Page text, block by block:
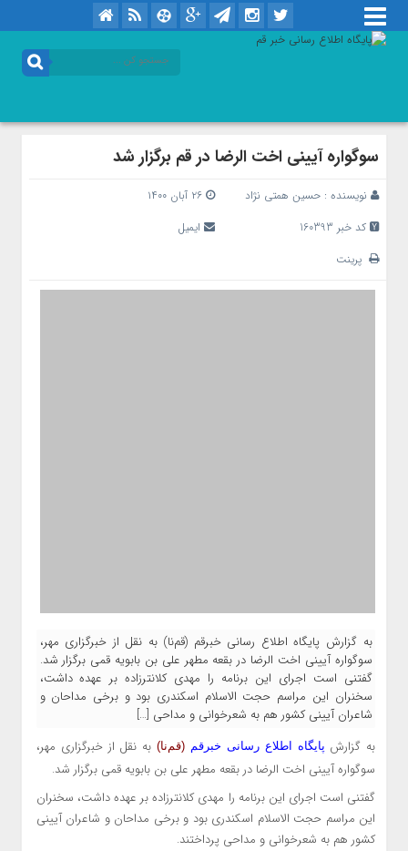
سوگواره آیینی اخت الرضا در قم برگزار شد
نویسنده : حسین همتی نژاد
۲۶ آبان ۱۴۰۰
کد خبر 160393
ایمیل
پرینت
به گزارش پایگاه اطلاع رسانی خبرقم (قم‌نا) به نقل از خبرگزاری مهر،
سوگواره آیینی اخت الرضا در بقعه مطهر علی بن بابویه قمی برگزار شد.
گفتنی است اجرای این برنامه را مهدی کلانترزاده بر عهده داشت،
سخنران این مراسم حجت الاسلام اسکندری بود و برخی مداحان و
شاعران آیینی کشور هم به شعرخوانی و مداحی […]
به گزارشپایگاه اطلاع رسانی خبرقم (قم‌نا)
به نقل از خبرگزاری مهر،
سوگواره آیینی اخت الرضا در بقعه مطهر علی بن بابویه قمی برگزار شد.
گفتنی است اجرای این برنامه را مهدی کلانترزاده بر عهده داشت، سخنران
این مراسم حجت الاسلام اسکندری بود و برخی مداحان و شاعران آیینی
کشور هم به شعرخوانی و مداحی پرداختند.